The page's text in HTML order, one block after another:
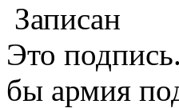
Записан
Это
бы армия